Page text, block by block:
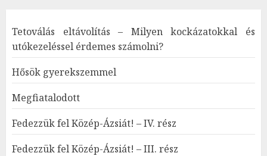
Tetoválás eltávolítás – Milyen kockázatokkal és
utókezeléssel érdemes számolni?
Hősök gyerekszemmel
Megfiatalodott
Fedezzük fel Közép-Ázsiát! – IV. rész
Fedezzük fel Közép-Ázsiát! – III. rész